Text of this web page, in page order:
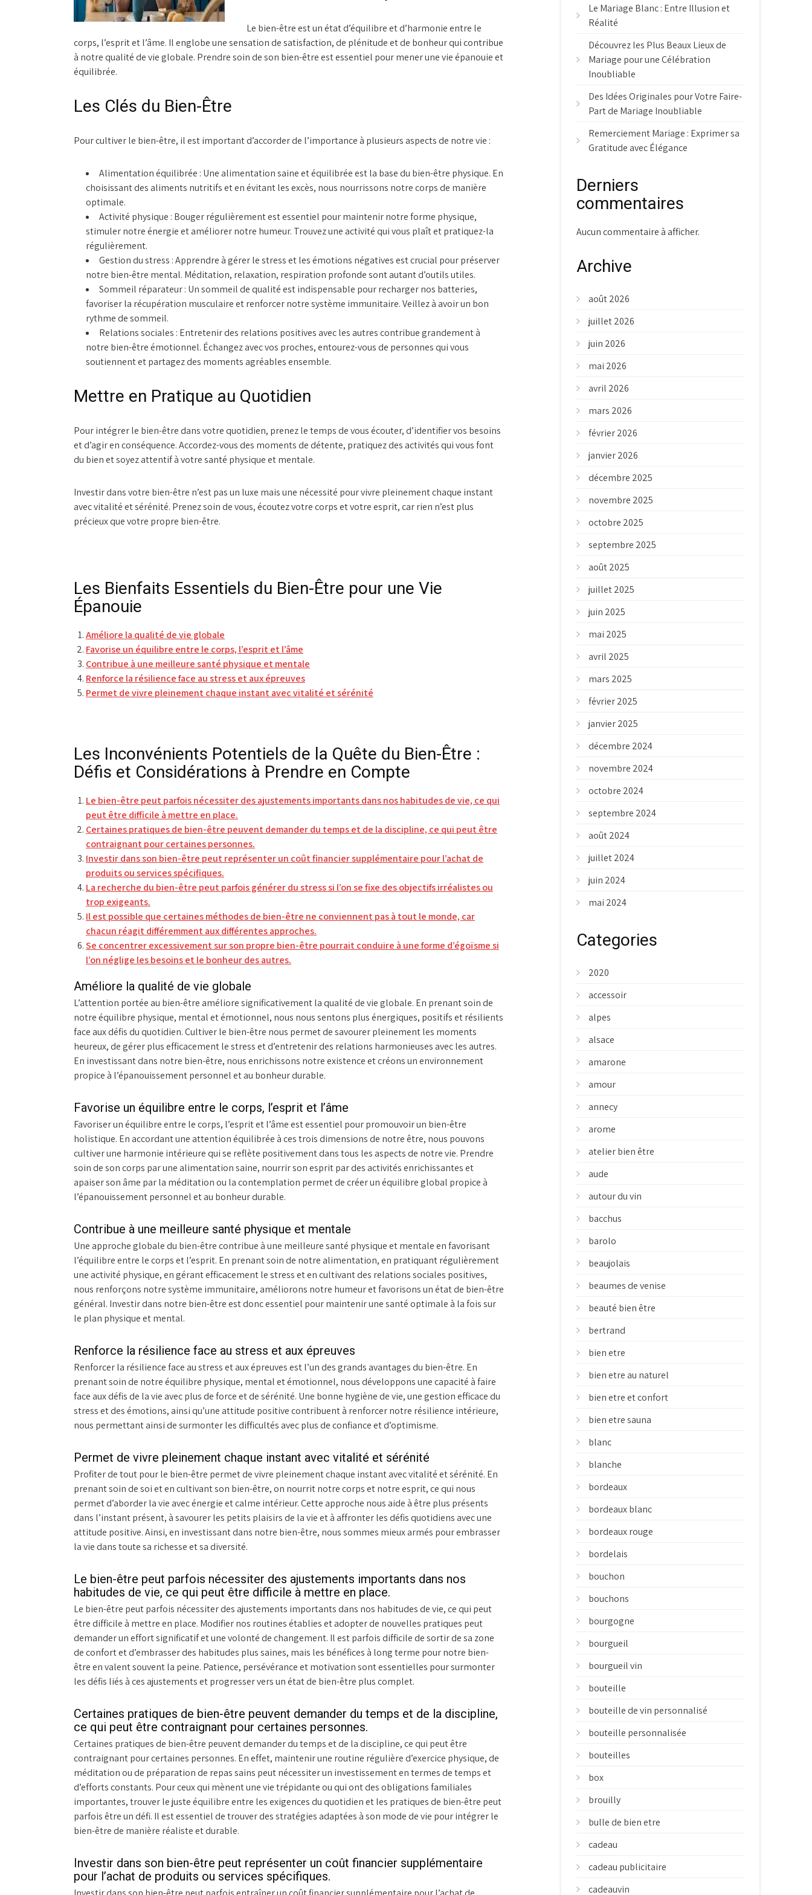
Le bien-être est un état d’équilibre et d’harmonie entre le
corps, l’esprit et l’âme. Il englobe une sensation de satisfaction, de plénitude et de bonheur qui contribue
à notre qualité de vie globale. Prendre soin de son bien-être est essentiel pour mener une vie épanouie et
équilibrée.
Les Clés du Bien-Être
Pour cultiver le bien-être, il est important d’accorder de l’importance à plusieurs aspects de notre vie :
Alimentation équilibrée : Une alimentation saine et équilibrée est la base du bien-être physique. En
choisissant des aliments nutritifs et en évitant les excès, nous nourrissons notre corps de manière
optimale.
Activité physique : Bouger régulièrement est essentiel pour maintenir notre forme physique,
stimuler notre énergie et améliorer notre humeur. Trouvez une activité qui vous plaît et pratiquez-la
régulièrement.
Gestion du stress :Apprendre à gérer le stress et les émotions négatives est crucial pour préserver
notre bien-être mental. Méditation, relaxation, respiration profonde sont autant d’outils utiles.
Sommeil réparateur : Un sommeil de qualité est indispensable pour recharger nos batteries,
favoriser la récupération musculaire et renforcer notre système immunitaire. Veillez à avoir un bon
rythme de sommeil.
Relations sociales : Entretenir des relations positives avec les autres contribue grandement à
notre bien-être émotionnel. Échangez avec vos proches, entourez-vous de personnes qui vous
soutiennent et partagez des moments agréables ensemble.
Mettre en Pratique au Quotidien
Pour intégrer le bien-être dans votre quotidien, prenez le temps de vous écouter, d’identifier vos besoins
et d’agir en conséquence. Accordez-vous des moments de détente, pratiquez des activités qui vous font
du bien et soyez attentif à votre santé physique et mentale.
Investir dans votre bien-être n’est pas un luxe mais une nécessité pour vivre pleinement chaque instant
avec vitalité et sérénité. Prenez soin de vous, écoutez votre corps et votre esprit, car rien n’est plus
précieux que votre propre bien-être.
Les Bienfaits Essentiels du Bien-Être pour une Vie
Épanouie
Améliore la qualité de vie globale
Favorise un équilibre entre le corps, l’esprit et l’âme
Contribue à une meilleure santé physique et mentale
Renforce la résilience face au stress et aux épreuves
Permet de vivre pleinement chaque instant avec vitalité et sérénité
Les Inconvénients Potentiels de la Quête du Bien-Être :
Défis et Considérations à Prendre en Compte
Le bien-être peut parfois nécessiter des ajustements importants dans nos habitudes de vie, ce qui
peut être difficile à mettre en place.
Certaines pratiques de bien-être peuvent demander du temps et de la discipline, ce qui peut être
contraignant pour certaines personnes.
Investir dans son bien-être peut représenter un coût financier supplémentaire pour l’achat de
produits ou services spécifiques.
La recherche du bien-être peut parfois générer du stress si l’on se fixe des objectifs irréalistes ou
trop exigeants.
Il est possible que certaines méthodes de bien-être ne conviennent pas à tout le monde, car
chacun réagit différemment aux différentes approches.
Se concentrer excessivement sur son propre bien-être pourrait conduire à une forme d’égoïsme si
l’on néglige les besoins et le bonheur des autres.
Améliore la qualité de vie globale
L’attention portée au bien-être améliore significativement la qualité de vie globale. En prenant soin de
notre équilibre physique, mental et émotionnel, nous nous sentons plus énergiques, positifs et résilients
face aux défis du quotidien. Cultiver le bien-être nous permet de savourer pleinement les moments
heureux, de gérer plus efficacement le stress et d’entretenir des relations harmonieuses avec les autres.
En investissant dans notre bien-être, nous enrichissons notre existence et créons un environnement
propice à l’épanouissement personnel et au bonheur durable.
Favorise un équilibre entre le corps, l’esprit et l’âme
Favoriser un équilibre entre le corps, l’esprit et l’âme est essentiel pour promouvoir un bien-être
holistique. En accordant une attention équilibrée à ces trois dimensions de notre être, nous pouvons
cultiver une harmonie intérieure qui se reflète positivement dans tous les aspects de notre vie. Prendre
soin de son corps par une alimentation saine, nourrir son esprit par des activités enrichissantes et
apaiser son âme par la méditation ou la contemplation permet de créer un équilibre global propice à
l’épanouissement personnel et au bonheur durable.
Contribue à une meilleure santé physique et mentale
Une approche globale du bien-être contribue à une meilleure santé physique et mentale en favorisant
l’équilibre entre le corps et l’esprit. En prenant soin de notre alimentation, en pratiquant régulièrement
une activité physique, en gérant efficacement le stress et en cultivant des relations sociales positives,
nous renforçons notre système immunitaire, améliorons notre humeur et favorisons un état de bien-être
général. Investir dans notre bien-être est donc essentiel pour maintenir une santé optimale à la fois sur
le plan physique et mental.
Renforce la résilience face au stress et aux épreuves
Renforcer la résilience face au stress et aux épreuves est l’un des grands avantages du bien-être. En
prenant soin de notre équilibre physique, mental et émotionnel, nous développons une capacité à faire
face aux défis de la vie avec plus de force et de sérénité. Une bonne hygiène de vie, une gestion efficace du
stress et des émotions, ainsi qu’une attitude positive contribuent à renforcer notre résilience intérieure,
nous permettant ainsi de surmonter les difficultés avec plus de confiance et d’optimisme.
Permet de vivre pleinement chaque instant avec vitalité et sérénité
Profiter de tout pour le bien-être permet de vivre pleinement chaque instant avec vitalité et sérénité. En
prenant soin de soi et en cultivant son bien-être, on nourrit notre corps et notre esprit, ce qui nous
permet d’aborder la vie avec énergie et calme intérieur. Cette approche nous aide à être plus présents
dans l’instant présent, à savourer les petits plaisirs de la vie et à affronter les défis quotidiens avec une
attitude positive. Ainsi, en investissant dans notre bien-être, nous sommes mieux armés pour embrasser
la vie dans toute sa richesse et sa diversité.
Le bien-être peut parfois nécessiter des ajustements importants dans nos
habitudes de vie, ce qui peut être difficile à mettre en place.
Le bien-être peut parfois nécessiter des ajustements importants dans nos habitudes de vie, ce qui peut
être difficile à mettre en place. Modifier nos routines établies et adopter de nouvelles pratiques peut
demander un effort significatif et une volonté de changement. Il est parfois difficile de sortir de sa zone
de confort et d’embrasser des habitudes plus saines, mais les bénéfices à long terme pour notre bien-
être en valent souvent la peine. Patience, persévérance et motivation sont essentielles pour surmonter
les défis liés à ces ajustements et progresser vers un état de bien-être plus complet.
Certaines pratiques de bien-être peuvent demander du temps et de la discipline,
ce qui peut être contraignant pour certaines personnes.
Certaines pratiques de bien-être peuvent demander du temps et de la discipline, ce qui peut être
contraignant pour certaines personnes. En effet, maintenir une routine régulière d’exercice physique, de
méditation ou de préparation de repas sains peut nécessiter un investissement en termes de temps et
d’efforts constants. Pour ceux qui mènent une vie trépidante ou qui ont des obligations familiales
importantes, trouver le juste équilibre entre les exigences du quotidien et les pratiques de bien-être peut
parfois être un défi. Il est essentiel de trouver des stratégies adaptées à son mode de vie pour intégrer le
bien-être de manière réaliste et durable.
Investir dans son bien-être peut représenter un coût financier supplémentaire
pour l’achat de produits ou services spécifiques.
Le Mariage Blanc : Entre Illusion et
Réalité
Découvrez les Plus Beaux Lieux de
Mariage pour une Célébration
Inoubliable
Des Idées Originales pour Votre Faire-
Part de Mariage Inoubliable
Remerciement Mariage : Exprimer sa
Gratitude avec Élégance
Derniers
commentaires
Aucun commentaire à afficher.
Archive
août 2026
juillet 2026
juin 2026
mai 2026
avril 2026
mars 2026
février 2026
janvier 2026
décembre 2025
novembre 2025
octobre 2025
septembre 2025
août 2025
juillet 2025
juin 2025
mai 2025
avril 2025
mars 2025
février 2025
janvier 2025
décembre 2024
novembre 2024
octobre 2024
septembre 2024
août 2024
juillet 2024
juin 2024
mai 2024
Categories
2020
accessoir
alpes
alsace
amarone
amour
annecy
arome
atelier bien être
aude
autour du vin
bacchus
barolo
beaujolais
beaumes de venise
beauté bien être
bertrand
bien etre
bien etre au naturel
bien etre et confort
bien etre sauna
blanc
blanche
bordeaux
bordeaux blanc
bordeaux rouge
bordelais
bouchon
bouchons
bourgogne
bourgueil
bourgueil vin
bouteille
bouteille de vin personnalisé
bouteille personnalisée
bouteilles
box
brouilly
bulle de bien etre
cadeau
cadeau publicitaire
cadeauvin